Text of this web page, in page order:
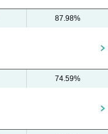
87.98%
74.59%